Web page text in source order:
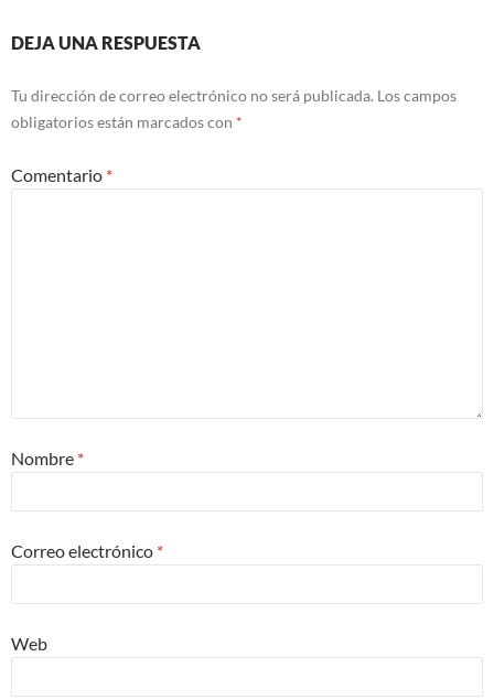
DEJA UNA RESPUESTA
Tu dirección de correo electrónico no será publicada. Los campos
obligatorios están marcados con *
Comentario *
Nombre *
Correo electrónico *
Web